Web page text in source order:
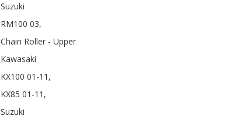
Suzuki
RM100 03,
Chain Roller - Upper
Kawasaki
KX100 01-11,
KX85 01-11,
Suzuki